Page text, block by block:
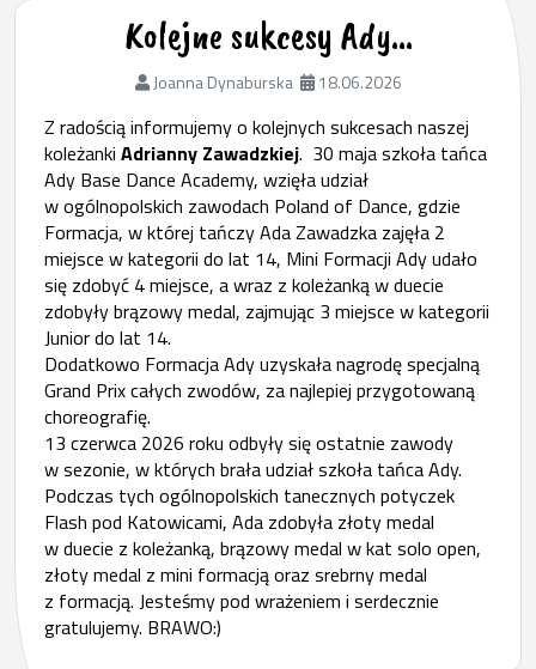
Kolejne sukcesy Ady…
Joanna Dynaburska 18.06.2026
Z radością informujemy o kolejnych sukcesach naszej
koleżanki Adrianny Zawadzkiej. 30 maja szkoła tańca
Ady Base Dance Academy, wzięła udział
w ogólnopolskich zawodach Poland of Dance, gdzie
Formacja, w której tańczy Ada Zawadzka zajęła 2
miejsce w kategorii do lat 14, Mini Formacji Ady udało
się zdobyć 4 miejsce, a wraz z koleżanką w duecie
zdobyły brązowy medal, zajmując 3 miejsce w kategorii
Junior do lat 14.
Dodatkowo Formacja Ady uzyskała nagrodę specjalną
Grand Prix całych zwodów, za najlepiej przygotowaną
choreografię.
13 czerwca 2026 roku odbyły się ostatnie zawody
w sezonie, w których brała udział szkoła tańca Ady.
Podczas tych ogólnopolskich tanecznych potyczek
Flash pod Katowicami, Ada zdobyła złoty medal
w duecie z koleżanką, brązowy medal w kat solo open,
złoty medal z mini formacją oraz srebrny medal
z formacją. Jesteśmy pod wrażeniem i serdecznie
gratulujemy. BRAWO:)